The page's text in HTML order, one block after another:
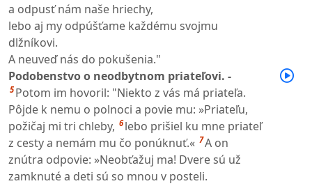
a odpusť nám naše hriechy,
lebo aj my odpúšťame každému svojmu
dlžníkovi.
A neuveď nás do pokušenia."
Podobenstvo o neodbytnom priateľovi. -
5 Potom im hovoril: "Niekto z vás má priateľa.
Pôjde k nemu o polnoci a povie mu: »Priateľu,
požičaj mi tri chleby, 6 lebo prišiel ku mne priateľ
z cesty a nemám mu čo ponúknuť.« 7A on
znútra odpovie: »Neobťažuj ma! Dvere sú už
zamknuté a deti sú so mnou v posteli.